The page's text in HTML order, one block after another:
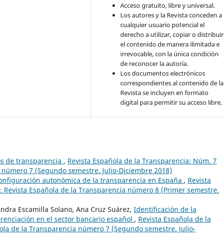
Acceso gratuito, libre y universal.
Los autores y la Revista conceden a
cualquier usuario potencial el
derecho a utilizar, copiar o distribuir
el contenido de manera ilimitada e
irrevocable, con la única condición
de reconocer la autoría.
Los documentos electrónicos
correspondientes al contenido de la
Revista se incluyen en formato
digital para permitir su acceso libre.
de transparencia , Revista Española de la Transparencia: Núm. 7
7 (Segundo semestre. Julio-Diciembre 2018)
autonómica de la transparencia en España , Revista
Española de la Transparencia número 8 (Primer semestre.
Escamilla Solano, Ana Cruz Suárez, Identificación de la
en el sector bancario español , Revista Española de la
de la Transparencia número 7 (Segundo semestre. Julio-